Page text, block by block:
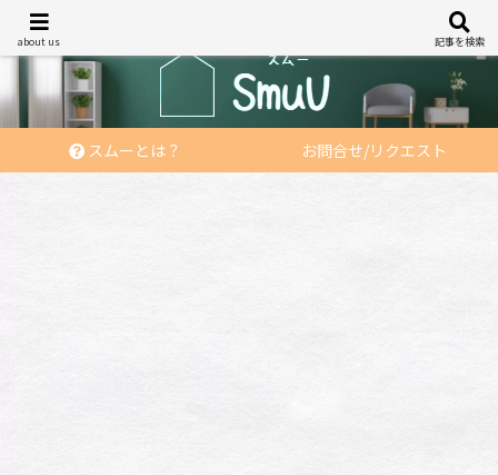
スムーとは？ お問合せ/リクエスト
about us 記事を検索